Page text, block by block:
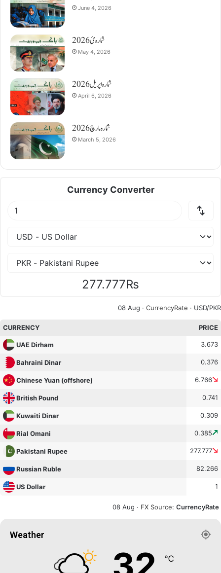
June 4, 2026
شمارہ مئ 2026
May 4, 2026
شمارہ اپریل 2026
April 6, 2026
شمارہ مارچ 2026
March 5, 2026
Currency Converter
277.777₨
08 Aug · CurrencyRate · USD/PKR
CURRENCY PRICE
UAE Dirham 3.673
Bahraini Dinar 0.376
Chinese Yuan (offshore) 6.766
British Pound 0.741
Kuwaiti Dinar 0.309
Rial Omani 0.385
Pakistani Rupee 277.777
Russian Ruble 82.266
US Dollar 1
08 Aug · FX Source: CurrencyRate
Weather
℃